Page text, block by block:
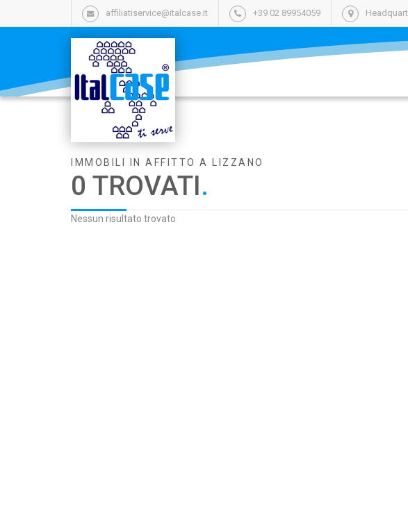
affiliatiservice@italcase.it +39 02 89954059
IMMOBILI IN AFFITTO A LIZZANO
0 TROVATI.
Nessun risultato trovato